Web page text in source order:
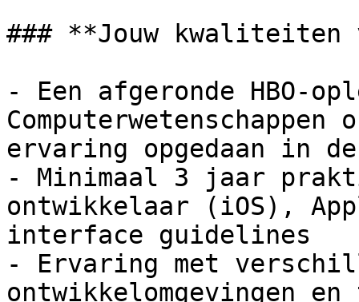
### **Jouw
- Een afgeronde HBO-
ervaring opgedaan in
- Minimaal 3 jaar
ontwikkelaar (iOS),
interface guidelines
- Ervaring met
ontwikkelomgevingen